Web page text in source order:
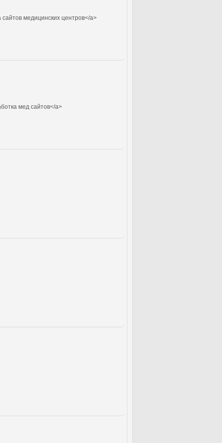
сайтов медицинских центров</a>
мед сайтов</a>